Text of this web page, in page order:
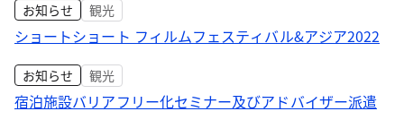
お知らせ 観光
ショートショート フィルムフェスティバル&アジア2022
お知らせ 観光
宿泊施設バリアフリー化セミナー及びアドバイザー派遣